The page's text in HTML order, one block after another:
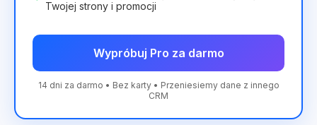
Twojej strony i promocji
Wypróbuj Pro za darmo
14 dni za darmo • Bez karty • Przeniesiemy dane z innego
CRM